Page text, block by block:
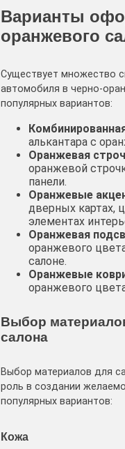
Варианты
оранжевого
Существует множество
автомобиля в черно-
популярных вариантов:
алькантара с
Оранжевая
оранжевой
панели․
Оранжевые
дверных картах,
элементах
Оранжевая
оранжевого
салоне․
Оранжевые
оранжевого
Выбор
салона
Выбор материалов для
роль в создании
популярных вариантов:
Кожа